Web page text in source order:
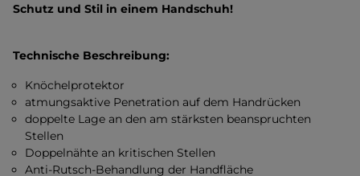
Schutz und Stil in einem Handschuh!
Technische Beschreibung:
Knöchelprotektor
atmungsaktive Penetration auf dem Handrücken
doppelte Lage an den am stärksten beanspruchten
Stellen
Doppelnähte an kritischen Stellen
Anti-Rutsch-Behandlung der Handfläche